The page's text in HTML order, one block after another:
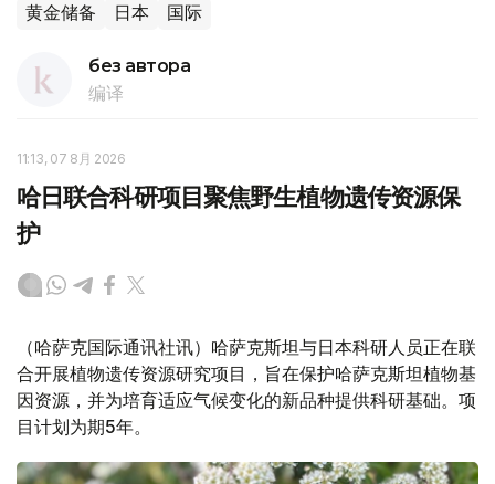
黄金储备 日本 国际
без автора
编译
11:13, 07 8月 2026
哈日联合科研项目聚焦野生植物遗传资源保
护
（哈萨克国际通讯社讯）哈萨克斯坦与日本科研人员正在联
合开展植物遗传资源研究项目，旨在保护哈萨克斯坦植物基
因资源，并为培育适应气候变化的新品种提供科研基础。项
目计划为期5年。